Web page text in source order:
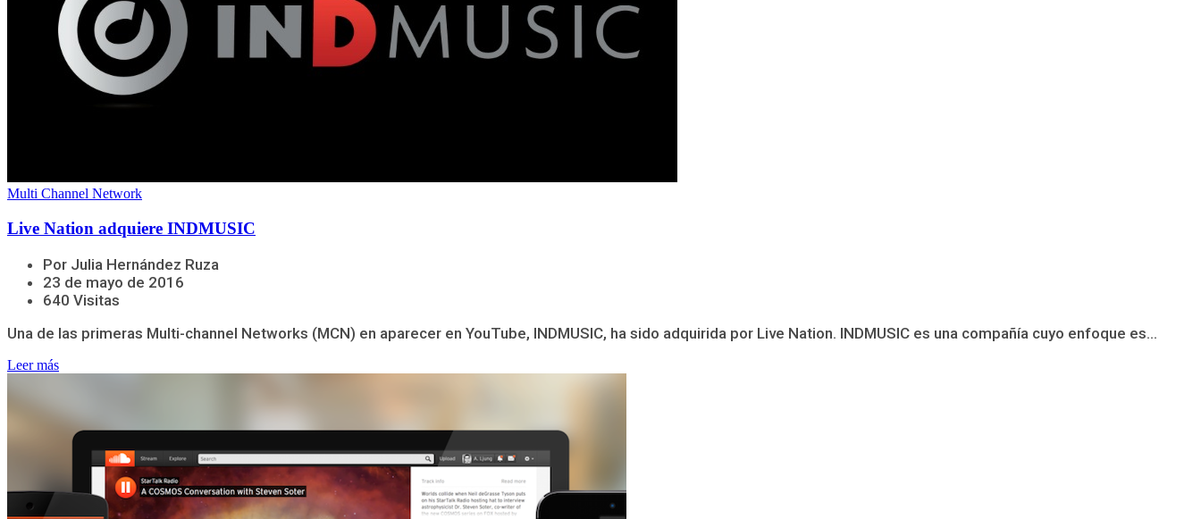
Multi Channel Network
Live Nation adquiere INDMUSIC
Por Julia Hernández Ruza
23 de mayo de 2016
640 Visitas
Una de las primeras Multi-channel Networks (MCN) en aparecer en YouTube, INDMUSIC, ha sido adquirida por Live Nation. INDMUSIC es una compañía cuyo enfoque es...
Leer más